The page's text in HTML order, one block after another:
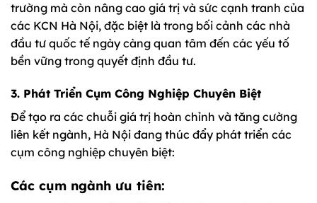
trường mà còn nâng cao giá trị và sức cạnh tranh của
các KCN Hà Nội, đặc biệt là trong bối cảnh các nhà
đầu tư quốc tế ngày càng quan tâm đến các yếu tố
bền vững trong quyết định đầu tư.
3. Phát Triển Cụm Công Nghiệp Chuyên Biệt
Để tạo ra các chuỗi giá trị hoàn chỉnh và tăng cường
liên kết ngành, Hà Nội đang thúc đẩy phát triển các
cụm công nghiệp chuyên biệt:
Các cụm ngành ưu tiên: